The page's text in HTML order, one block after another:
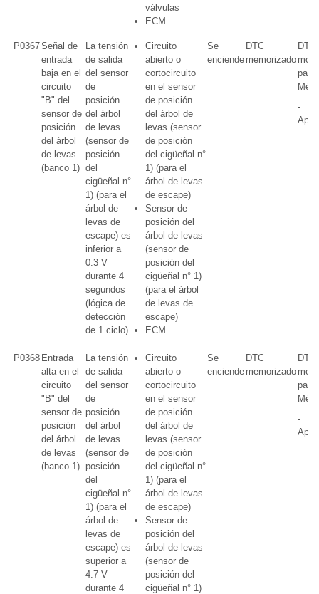
válvulas
ECM
P0367Señal de
entrada
baja en el
circuito
"B" del
sensor de
posición
del árbol
de levas
(banco 1)
La tensión
de salida
del sensor
de
posición
del árbol
de levas
(sensor de
posición
del
cigüeñal n°
1) (para el
árbol de
levas de
escape) es
inferior a
0.3 V
durante 4
segundos
(lógica de
detección
de 1 ciclo).
Circuito
abierto o
cortocircuito
en el sensor
de posición
del árbol de
levas (sensor
de posición
del cigüeñal n°
1) (para el
árbol de levas
de escape)
Sensor de
posición del
árbol de levas
(sensor de
posición del
cigüeñal n° 1)
(para el árbol
de levas de
escape)
ECM
Se
enciende
DTC
memorizado
DTC
para
-
P0368 Entrada
alta en el
circuito
"B" del
sensor de
posición
del árbol
de levas
(banco 1)
La tensión
de salida
del sensor
de
posición
del árbol
de levas
(sensor de
posición
del
cigüeñal n°
1) (para el
árbol de
levas de
escape) es
superior a
4.7 V
durante 4
Circuito
abierto o
cortocircuito
en el sensor
de posición
del árbol de
levas (sensor
de posición
del cigüeñal n°
1) (para el
árbol de levas
de escape)
Sensor de
posición del
árbol de levas
(sensor de
posición del
cigüeñal n° 1)
Se
enciende
DTC
memorizado
DTC
para
-